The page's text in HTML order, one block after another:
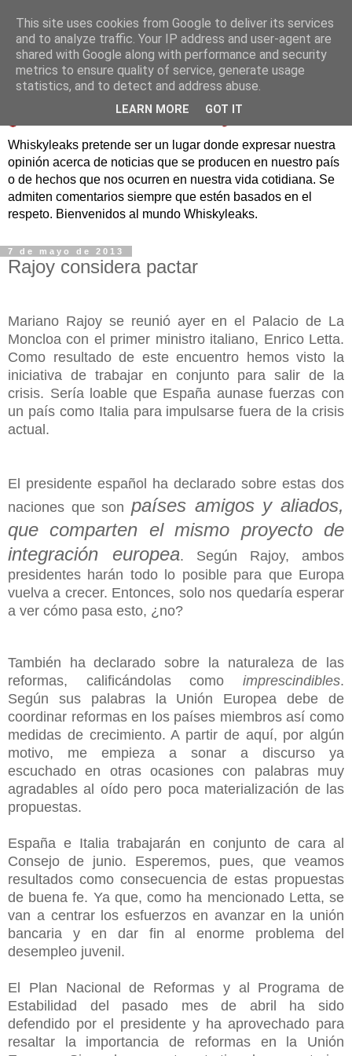
Whiskyleaks pretende ser un lugar donde expresar nuestra
opinión acerca de noticias que se producen en nuestro país
o de hechos que nos ocurren en nuestra vida cotidiana. Se
admiten comentarios siempre que estén basados en el
respeto. Bienvenidos al mundo Whiskyleaks.
7 de mayo de 2013
Rajoy considera pactar
Mariano Rajoy se reunió ayer en el Palacio de La
Moncloa con el primer ministro italiano, Enrico Letta.
Como resultado de este encuentro hemos visto la
iniciativa de trabajar en conjunto para salir de la
crisis. Sería loable que España aunase fuerzas con
un país como Italia para impulsarse fuera de la crisis
actual.
El presidente español ha declarado sobre estas dos
naciones que son países amigos y aliados,
que comparten el mismo proyecto de
integración europea. Según Rajoy, ambos
presidentes harán todo lo posible para que Europa
vuelva a crecer. Entonces, solo nos quedaría esperar
a ver cómo pasa esto, ¿no?
También ha declarado sobre la naturaleza de las
reformas, calificándolas como imprescindibles.
Según sus palabras la Unión Europea debe de
coordinar reformas en los países miembros así como
medidas de crecimiento. A partir de aquí, por algún
motivo, me empieza a sonar a discurso ya
escuchado en otras ocasiones con palabras muy
agradables al oído pero poca materialización de las
propuestas.
España e Italia trabajarán en conjunto de cara al
Consejo de junio. Esperemos, pues, que veamos
resultados como consecuencia de estas propuestas
de buena fe. Ya que, como ha mencionado Letta, se
van a centrar los esfuerzos en avanzar en la unión
bancaria y en dar fin al enorme problema del
desempleo juvenil.
El Plan Nacional de Reformas y al Programa de
Estabilidad del pasado mes de abril ha sido
defendido por el presidente y ha aprovechado para
resaltar la importancia de reformas en la Unión
This site uses cookies from Google to deliver its services
and to analyze traffic. Your IP address and user-agent are
shared with Google along with performance and security
metrics to ensure quality of service, generate usage
statistics, and to detect and address abuse.
LEARN MORE GOT IT